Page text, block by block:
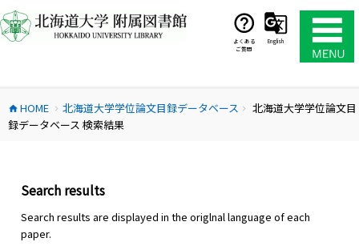
ン
テ
ス
キ
よくある
ご質問
English
home HOME chevron_right 北海道大学学位論文目録データベース chevron_right
北海道大学学位論文目
録データベース 検索結果
Search results
Search results are displayed in the origlnal language of each
paper.